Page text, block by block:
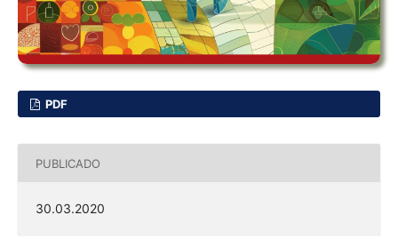
PDF
PUBLICADO
30.03.2020